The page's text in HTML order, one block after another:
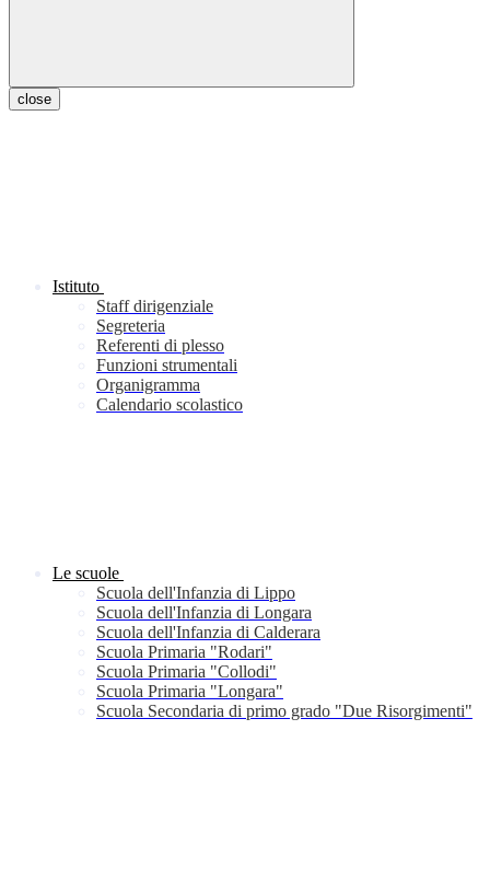
close
Istituto
Staff dirigenziale
Segreteria
Referenti di plesso
Funzioni strumentali
Organigramma
Calendario scolastico
Le scuole
Scuola dell'Infanzia di Lippo
Scuola dell'Infanzia di Longara
Scuola dell'Infanzia di Calderara
Scuola Primaria "Rodari"
Scuola Primaria "Collodi"
Scuola Primaria "Longara"
Scuola Secondaria di primo grado "Due Risorgimenti"